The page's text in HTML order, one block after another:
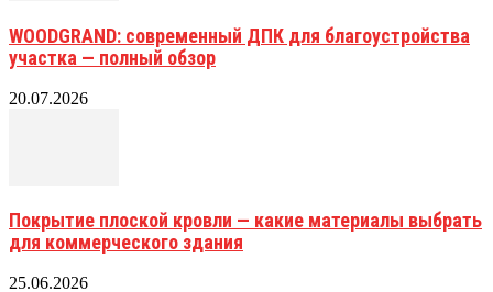
WOODGRAND: современный ДПК для благоустройства
участка — полный обзор
20.07.2026
Покрытие плоской кровли — какие материалы выбрать
для коммерческого здания
25.06.2026